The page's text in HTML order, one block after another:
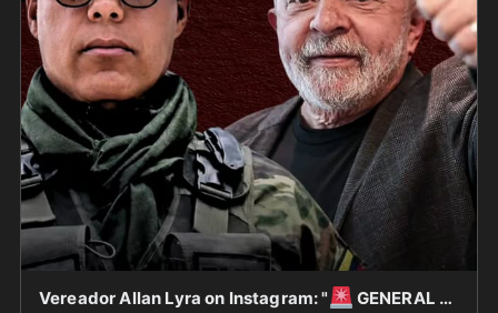
Vereador Allan Lyra on Instagram: " 🚨 GENERAL VENEZUELANO ASSUME FUNÇÃO NO BRASIL Segundo a no